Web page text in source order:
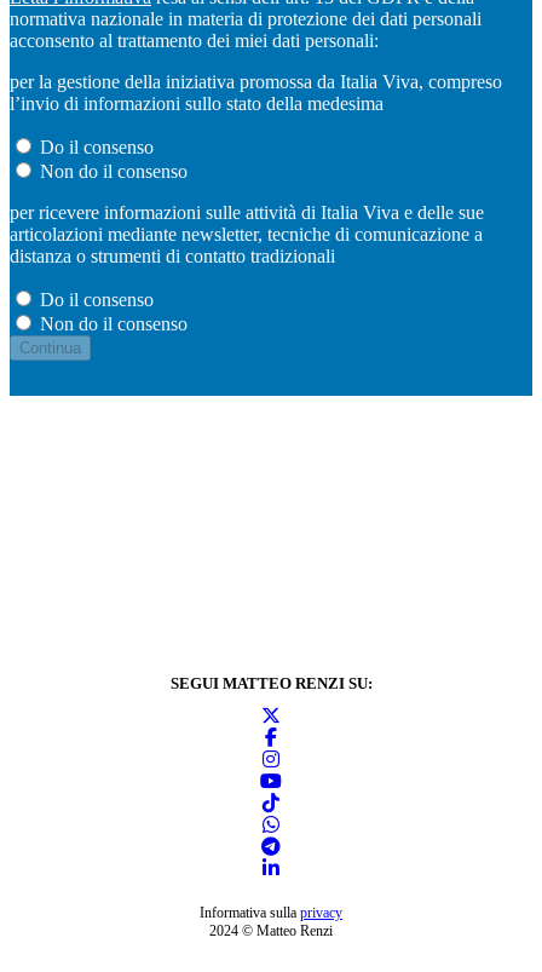
normativa nazionale in materia di protezione dei dati personali
acconsento al trattamento dei miei dati personali:
per la gestione della iniziativa promossa da Italia Viva, compreso
l’invio di informazioni sullo stato della medesima
Do il consenso
Non do il consenso
per ricevere informazioni sulle attività di Italia Viva e delle sue
articolazioni mediante newsletter, tecniche di comunicazione a
distanza o strumenti di contatto tradizionali
Do il consenso
Non do il consenso
SEGUI MATTEO RENZI SU:
Informativa sulla privacy
2024 © Matteo Renzi